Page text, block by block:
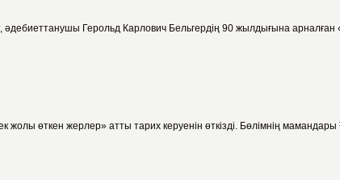
Герольд Карлович Бельгердің 90 жылдығына
жолы өткен жерлер» атты тарих керуенін өткізді. Бөлімнің